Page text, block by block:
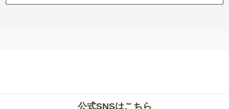
公式SNSはこちら